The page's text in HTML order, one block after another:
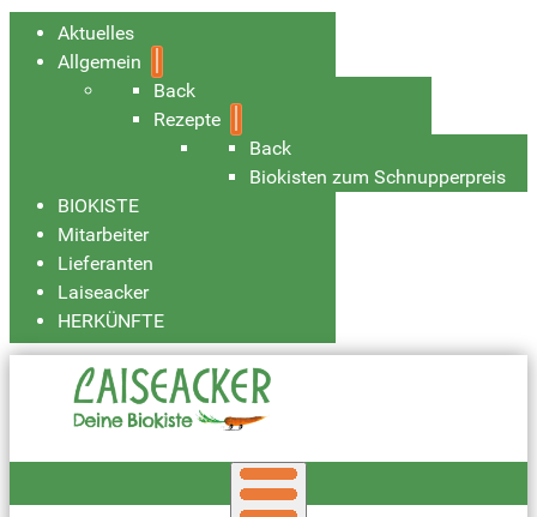
Aktuelles
Allgemein
Back
Rezepte
Back
Biokisten zum Schnupperpreis
BIOKISTE
Mitarbeiter
Lieferanten
Laiseacker
HERKÜNFTE